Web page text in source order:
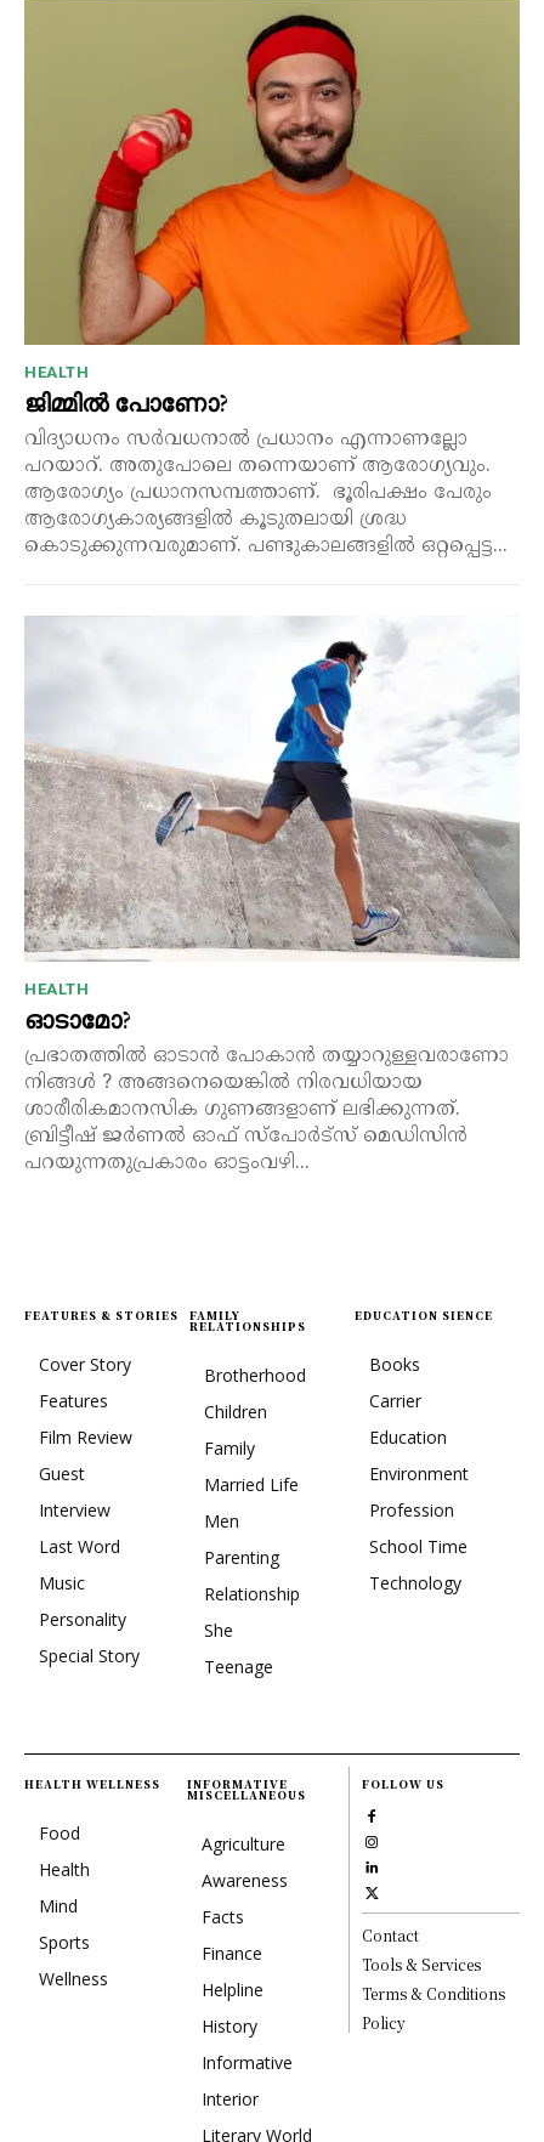
HEALTH
ജിമ്മിൽ പോണോ?
വിദ്യാധനം സർവധനാൽ പ്രധാനം എന്നാണല്ലോ
പറയാറ്. അതുപോലെ തന്നെയാണ് ആരോഗ്യവും.
ആരോഗ്യം പ്രധാനസമ്പത്താണ്. ഭൂരിപക്ഷം പേരും
ആരോഗ്യകാര്യങ്ങളിൽ കൂടുതലായി ശ്രദ്ധ
കൊടുക്കുന്നവരുമാണ്. പണ്ടുകാലങ്ങളിൽ ഒറ്റപ്പെട്ട...
HEALTH
ഓടാമോ?
പ്രഭാതത്തിൽ ഓടാൻ പോകാൻ തയ്യാറുള്ളവരാണോ
നിങ്ങൾ ? അങ്ങനെയെങ്കിൽ നിരവധിയായ
ശാരീരികമാനസിക ഗുണങ്ങളാണ് ലഭിക്കുന്നത്.
ബ്രിട്ടീഷ് ജർണൽ ഓഫ് സ്പോർട്സ് മെഡിസിൻ
പറയുന്നതുപ്രകാരം ഓട്ടംവഴി...
FEATURES & STORIES
Cover Story
Features
Film Review
Guest
Interview
Last Word
Music
Personality
Special Story
FAMILY
RELATIONSHIPS
Brotherhood
Children
Family
Married Life
Men
Parenting
Relationship
She
Teenage
EDUCATION SIENCE
Books
Carrier
Education
Environment
Profession
School Time
Technology
HEALTH WELLNESS
Food
Health
Mind
Sports
Wellness
INFORMATIVE
MISCELLANEOUS
Agriculture
Awareness
Facts
Finance
Helpline
History
Informative
Interior
Literary World
FOLLOW US
Contact
Tools & Services
Terms & Conditions
Policy